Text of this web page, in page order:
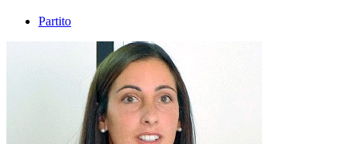
Partito